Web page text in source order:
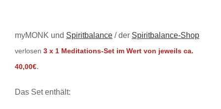
myMONK und Spiritbalance / der Spiritbalance-Shop
verlosen 3 x 1 Meditations-Set im Wert von jeweils ca.
40,00€.
Das Set enthält: